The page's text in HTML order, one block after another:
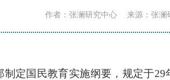
作者：张澜研究中心 来源：张澜
制定国民教育实施纲要，规定于